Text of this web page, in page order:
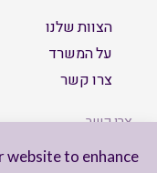
website to enhance
הצוות שלנו
על המשרד
צרו קשר
צרו קשר